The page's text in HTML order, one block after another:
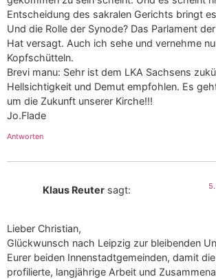
Entscheidung des sakralen Gerichts bringt
Und die Rolle der Synode? Das Parlament
Hat versagt. Auch ich sehe und vernehme
Kopfschütteln.
Brevi manu: Sehr ist dem LKA Sachsens
Hellsichtigkeit und Demut empfohlen. Es
um die Zukunft unserer Kirche!!!
Jo.Flade
Antworten
Klaus Reuter sagt:
Lieber Christian,
Glückwunsch nach Leipzig zur bleibenden
Eurer beiden Innenstadtgemeinden, damit
profilierte, langjährige Arbeit und